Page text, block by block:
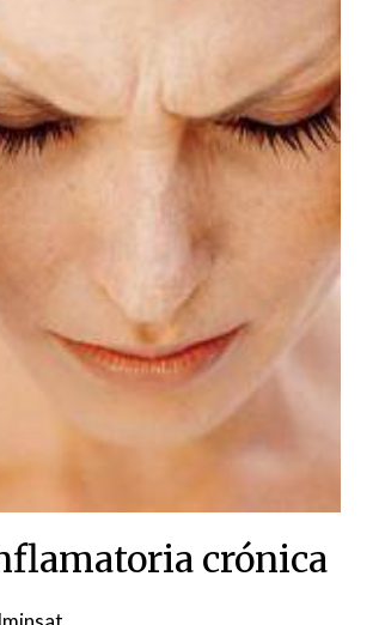
crónica